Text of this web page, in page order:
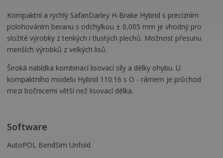
Kompaktní a rychlý SafanDarley H-Brake Hybrid s precizním
polohováním beranu s odchylkou ± 0,005 mm je vhodný pro
složité výrobky z tenkých i tlustých plechů. Možnost přesunu
menších výrobků z velkých lisů.
Široká nabídka kombinací lisovací síly a délky ohybu. U
kompaktního modelu Hybrid 110.16 s O - rámem je průchod
mezi bočnicemi větší než lisovací délka.
Software
AutoPOL BendSim Unfold